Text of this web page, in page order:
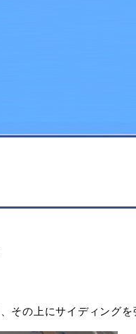
その上にサイディングを